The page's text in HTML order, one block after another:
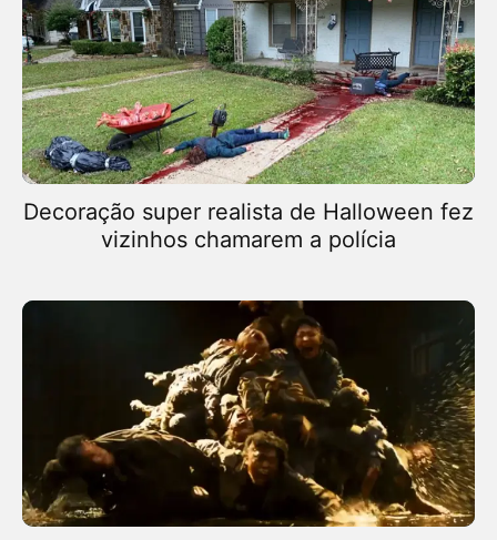
Decoração super realista de Halloween fez
vizinhos chamarem a polícia